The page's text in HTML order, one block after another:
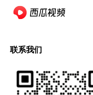
联系我们